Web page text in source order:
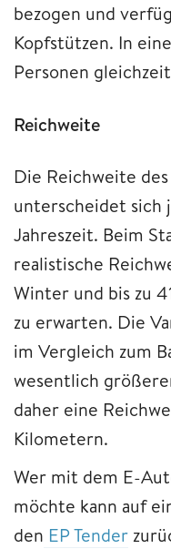
bezogen und
Kopfstützen. In
Personen
Reichweite
Die Reichweite des
unterscheidet sich
Jahreszeit. Beim
realistische
Winter und bis zu
zu erwarten. Die
im Vergleich zum
wesentlich
daher eine
Kilometern.
Wer mit dem E-
möchte kann auf
den EP Tender